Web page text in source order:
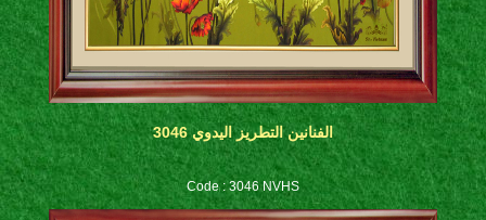
الفنانين التطريز اليدوي 3046
Code : 3046 NVHS